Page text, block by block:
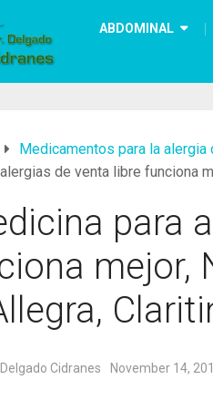
ABDOMINAL
Medicamentos para la alergia
de venta libre funciona
para
Cidranes November 14,